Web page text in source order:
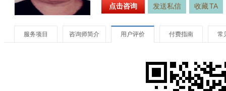
点击咨询 发送私信 收藏TA
服务项目 咨询师简介 用户评价 付费指南 常